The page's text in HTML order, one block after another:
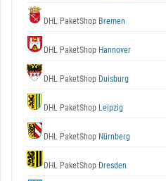
DHL PaketShop Bremen
DHL PaketShop Hannover
DHL PaketShop Duisburg
DHL PaketShop Leipzig
DHL PaketShop Nürnberg
DHL PaketShop Dresden